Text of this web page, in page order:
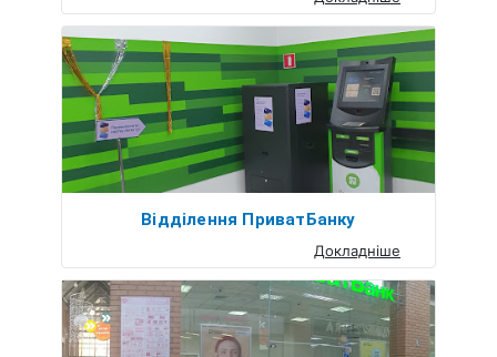
Відділення ПриватБанку
Докладніше